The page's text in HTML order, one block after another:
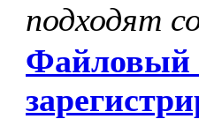
подходят
Файловый